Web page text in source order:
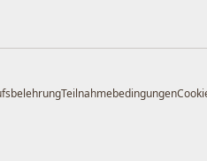
Teilnahmebedingungen